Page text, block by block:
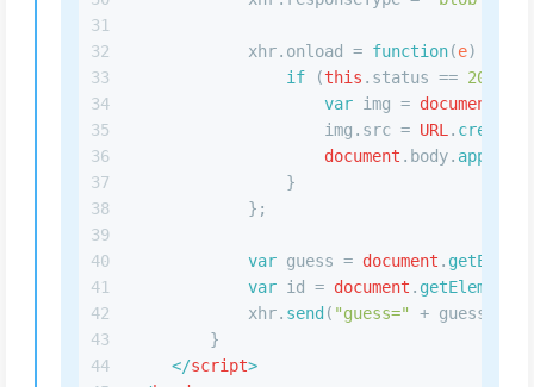
31
32
33
34
35
36
37
38
39
40
41
42
43
44
            xhr.
onload = function(e) {
if (this . status == 200
var img = document
                    img.
src = URL.
document . body.
                }
            };
var guess = document .
var id = document .
            xhr.
send ( "guess=" + guess +
        }
</script>